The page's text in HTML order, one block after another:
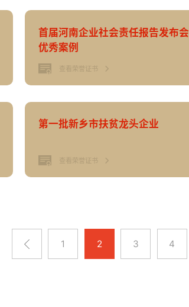
首届河南企业社会责任报告发布会
优秀案例
查看荣誉证书
第一批新乡市扶贫龙头企业
查看荣誉证书
1 2 3 4